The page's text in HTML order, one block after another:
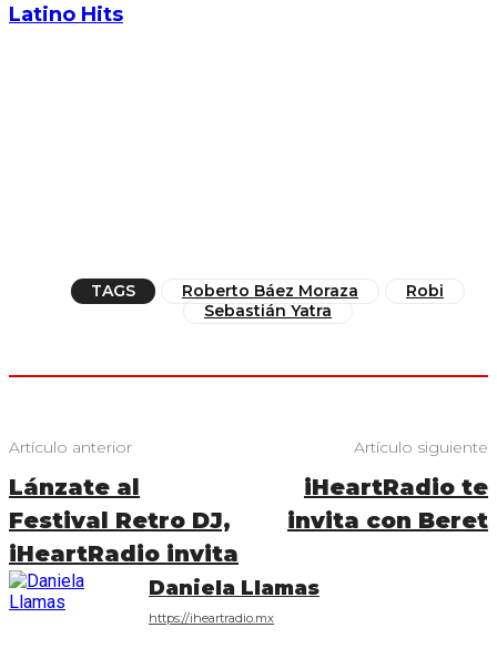
Latino Hits
TAGS Roberto Báez Moraza
Robi
Sebastián Yatra
Artículo anterior
Lánzate al
Festival Retro DJ,
iHeartRadio invita
Artículo siguiente
iHeartRadio te
invita con Beret
Daniela Llamas
https://iheartradio.mx